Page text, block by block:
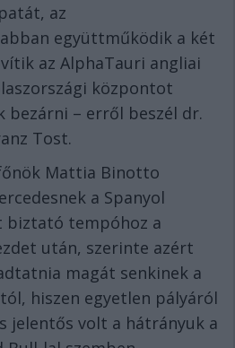
az
együttműködik a két
az AlphaTauri angliai
központot
bezárni – erről beszél dr.
Tost.
Mattia Binotto
a Spanyol
tempóhoz a
után, szerinte azért
magát senkinek a
hiszen egyetlen pályáról
jelentős volt a hátrányuk a